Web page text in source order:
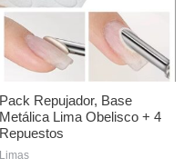
Pack Repujador, Base
Metálica Lima Obelisco + 4
Repuestos
Limas